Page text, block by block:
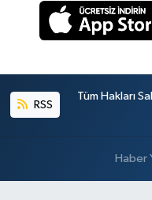
RSS
Tüm Hakları
Haber